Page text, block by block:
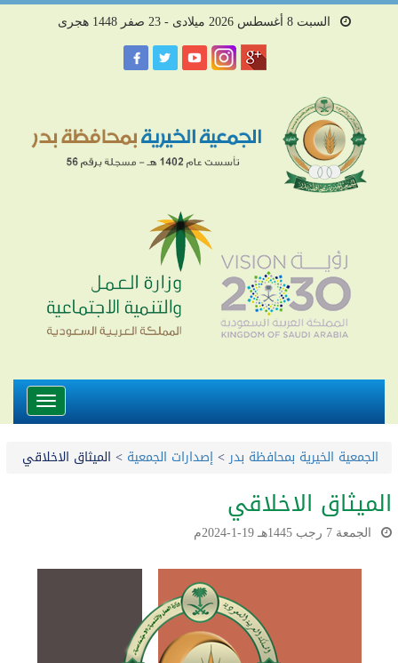
السبت 8 أغسطس 2026 ميلادى - 23 صفر 1448 هجرى
Toggle
الجمعية الخيرية بمحافظة بدر> إصدارات الجمعية > الميثاق الاخلاقي
الميثاق الاخلاقي
الجمعة 7 رجب 1445هـ 19-1-2024م